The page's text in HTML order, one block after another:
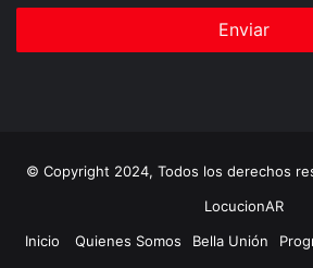
© Copyright 2024, Todos los derechos
LocucionAR
Inicio
Quienes Somos Bella Unión